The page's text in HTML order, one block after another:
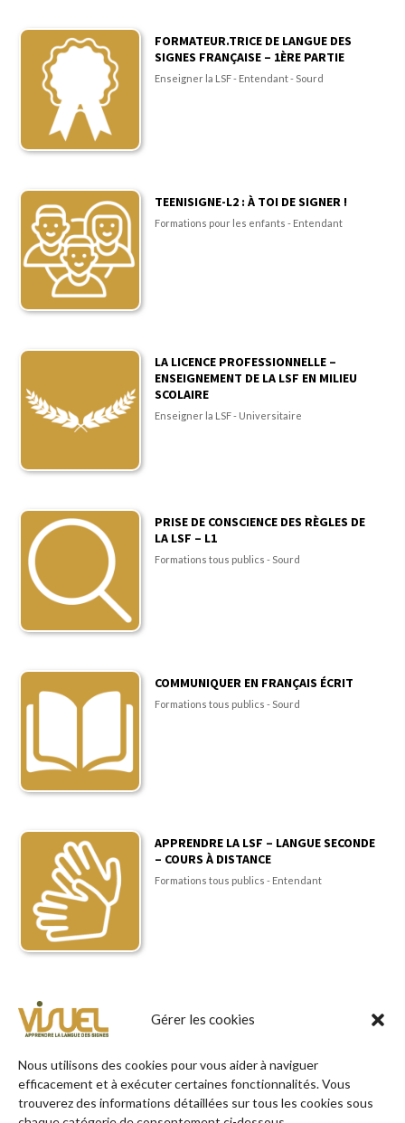
Gérer les cookies
Nous utilisons des cookies pour vous aider à naviguer
efficacement et à exécuter certaines fonctionnalités. Vous
trouverez des informations détaillées sur tous les cookies sous
FORMATEUR.TRICE DE LANGUE DES
SIGNES FRANÇAISE – 1ÈRE PARTIE
Enseigner la LSF - Entendant - Sourd
TEENISIGNE-L2 : À TOI DE SIGNER !
Formations pour les enfants - Entendant
LA LICENCE PROFESSIONNELLE –
ENSEIGNEMENT DE LA LSF EN MILIEU
SCOLAIRE
Enseigner la LSF - Universitaire
PRISE DE CONSCIENCE DES RÈGLES DE
LA LSF – L1
Formations tous publics - Sourd
COMMUNIQUER EN FRANÇAIS ÉCRIT
Formations tous publics - Sourd
APPRENDRE LA LSF – LANGUE SECONDE
– COURS À DISTANCE
Formations tous publics - Entendant
TROUVER VOTRE FORMATION
en quelques clics !